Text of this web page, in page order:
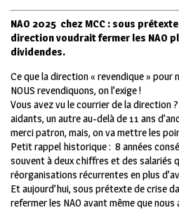
NAO 2025 chez MCC : sous
direction voudrait fermer les NAO
dividendes.
Ce que la direction « revendique » pour
NOUS revendiquons, on l’exige !
Vous avez vu le courrier de la direction
aidants, un autre au-delà de 11 ans
merci patron, mais, on va mettre les
Petit rappel historique : 8 années
souvent à deux chiffres et des salariés
réorganisations récurrentes en plus
Et aujourd’hui, sous prétexte de crise
refermer les NAO avant même que